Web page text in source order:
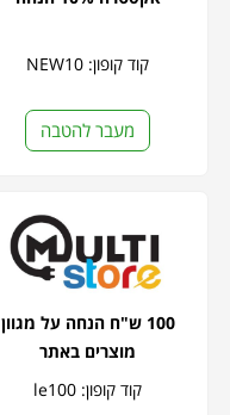
קוד קופון: NEW10
מעבר להטבה
100 ש"ח הנחה על מגוון
מוצרים באתר
קוד קופון: le100